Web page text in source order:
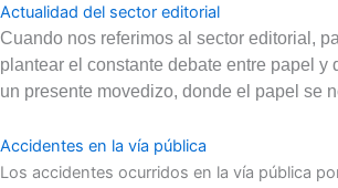
Actualidad del sector editorial
Cuando nos referimos al sector editorial,
plantear el constante debate entre papel y
un presente movedizo, donde el papel se
Accidentes en la vía pública
Los accidentes ocurridos en la vía pública